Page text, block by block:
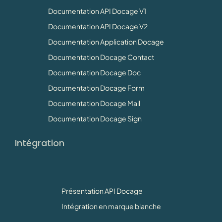
Documentation API Docage V1
Documentation API Docage V2
Documentation Application Docage
Documentation Docage Contact
Documentation Docage Doc
Documentation Docage Form
Documentation Docage Mail
Documentation Docage Sign
Intégration
Présentation API Docage
Intégration en marque blanche